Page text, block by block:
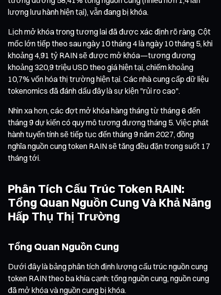
lượng lưu hành hiện tại), vẫn đang bị khóa.
Lịch mở khóa trong tương lai đã được xác định rõ ràng. Cột
mốc lớn tiếp theo sau ngày 10 tháng 4 là ngày 10 tháng 5, khi
khoảng 4,91 tỷ RAIN sẽ được mở khóa—tương đương
khoảng 320,9 triệu USD theo giá hiện tại, chiếm khoảng
10,7% vốn hóa thị trường hiện tại. Các nhà cung cấp dữ liệu
tokenomics đã đánh dấu đây là sự kiện "rủi ro cao".
Nhìn xa hơn, các đợt mở khóa hàng tháng từ tháng 6 đến
tháng 9 dự kiến có quy mô tương đương tháng 5. Việc phát
hành tuyến tính sẽ tiếp tục đến tháng 9 năm 2027, đồng
nghĩa nguồn cung token RAIN sẽ tăng đều đặn trong suốt 17
tháng tới.
Phân Tích Cấu Trúc Token RAIN:
Tổng Quan Nguồn Cung Và Khả Năng
Hấp Thụ Thị Trường
Tổng Quan Nguồn Cung
Dưới đây là bảng phân tích định lượng cấu trúc nguồn cung
token RAIN theo ba khía cạnh: tổng nguồn cung, nguồn cung
đã mở khóa và nguồn cung bị khóa.